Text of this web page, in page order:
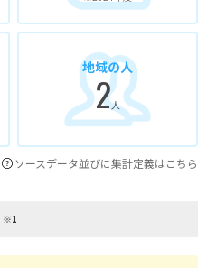
地域の人
2人
ソースデータ並びに集計定義はこちら
※1